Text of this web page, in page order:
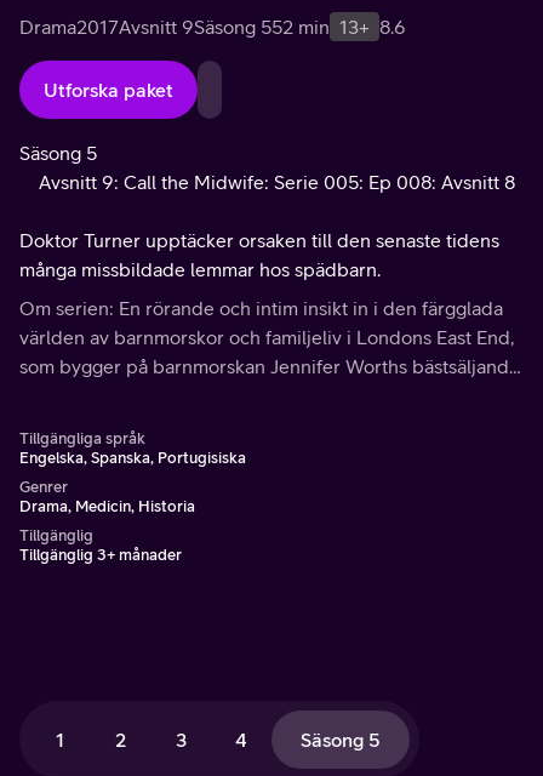
Drama2017Avsnitt 9Säsong 552 min 13+ 8.6
Utforska paket
Säsong 5
Avsnitt 9: Call the Midwife: Serie 005: Ep 008: Avsnitt 8
Doktor Turner upptäcker orsaken till den senaste tidens
många missbildade lemmar hos spädbarn.
Om serien: En rörande och intim insikt in i den färgglada
världen av barnmorskor och familjeliv i Londons East End,
som bygger på barnmorskan Jennifer Worths bästsäljande
Tillgängliga språk
Engelska, Spanska, Portugisiska
Genrer
Drama, Medicin, Historia
Tillgänglig
Tillgänglig 3+ månader
1 2 3 4 Säsong 5